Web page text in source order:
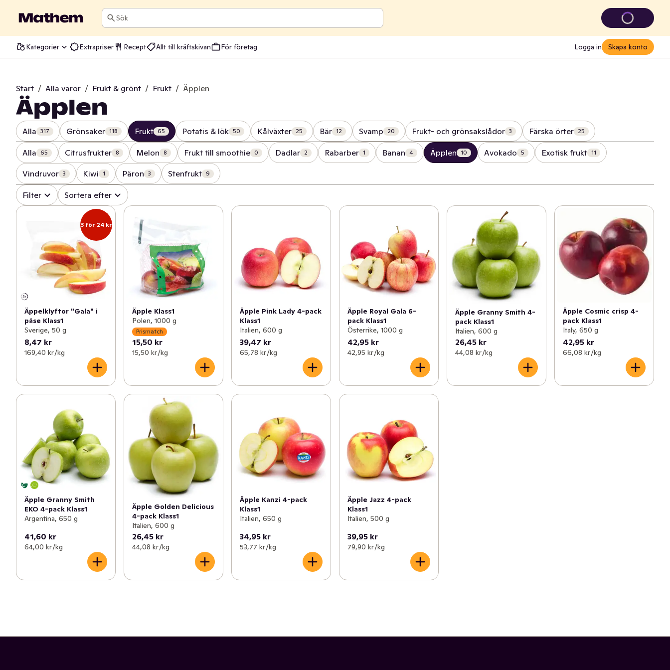
Sök
Kategorier Extrapriser Recept Allt till kräftskivan För företag Logga in Skapa konto
Start / Alla varor / Frukt & grönt / Frukt / Äpplen
Äpplen
Alla 317 Grönsaker 118 Frukt 65 Potatis & lök 50 Kålväxter 25 Bär 12 Svamp 20 Frukt- och grönsakslådor 3 Färska örter 25
Alla 65 Citrusfrukter 8 Melon 8 Frukt till smoothie 0 Dadlar 2 Rabarber 1 Banan 4 Äpplen 10 Avokado 5 Exotisk frukt 11
Vindruvor 3 Kiwi 1 Päron 3 Stenfrukt 9
Filter Sortera efter
3 för 24 kr
Äppelklyftor "Gala" i
påse Klass1
Sverige, 50 g
8,47 kr
169,40 kr /kg
Äpple Klass1
Polen, 1000 g
Prismatch
15,50 kr
15,50 kr /kg
Äpple Pink Lady 4-pack
Klass1
Italien, 600 g
39,47 kr
65,78 kr /kg
Äpple Royal Gala 6-
pack Klass1
Österrike, 1000 g
42,95 kr
42,95 kr /kg
Äpple Granny Smith 4-
pack Klass1
Italien, 600 g
26,45 kr
44,08 kr /kg
Äpple Cosmic crisp 4-
pack Klass1
Italy, 650 g
42,95 kr
66,08 kr /kg
Äpple Granny Smith
EKO 4-pack Klass1
Argentina, 650 g
41,60 kr
64,00 kr /kg
Äpple Golden Delicious
4-pack Klass1
Italien, 600 g
26,45 kr
44,08 kr /kg
Äpple Kanzi 4-pack
Klass1
Italien, 650 g
34,95 kr
53,77 kr /kg
Äpple Jazz 4-pack
Klass1
Italien, 500 g
39,95 kr
79,90 kr /kg